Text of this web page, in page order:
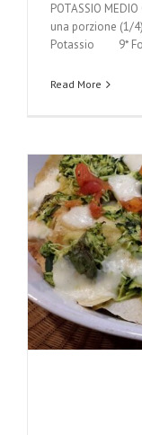
POTASSIO
una porzione
Potassio 9*
Read More